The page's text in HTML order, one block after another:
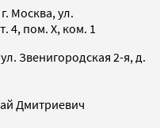
Москва, ул.
4, пом. X, ком. 1
Звенигородская 2-я, д.
Дмитриевич